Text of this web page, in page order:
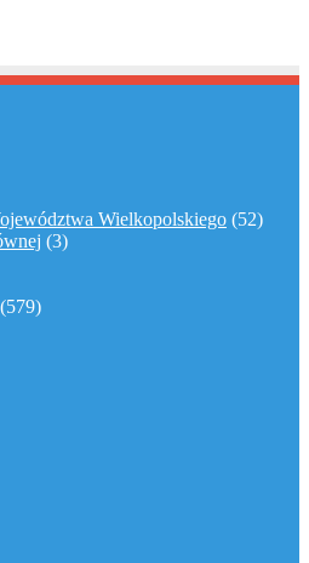
Wielkopolskiego (52)
(3)
(579)